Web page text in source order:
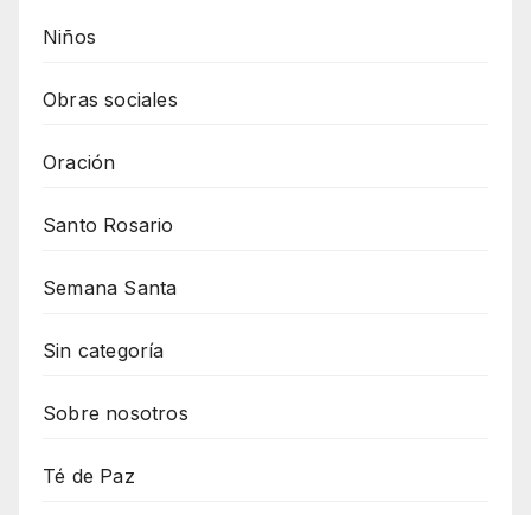
Niños
Obras sociales
Oración
Santo Rosario
Semana Santa
Sin categoría
Sobre nosotros
Té de Paz